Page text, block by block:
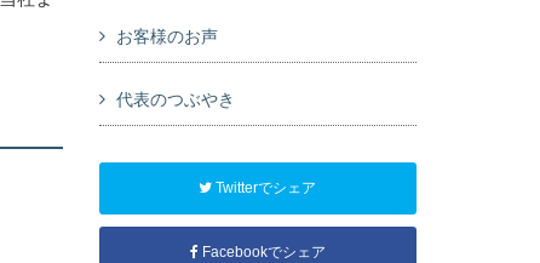
お客様のお声
代表のつぶやき
Twitterでシェア
Facebookでシェア